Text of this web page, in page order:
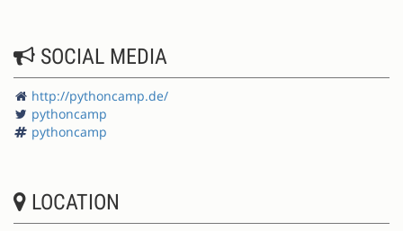
SOCIAL MEDIA
http://pythoncamp.de/
pythoncamp
pythoncamp
LOCATION